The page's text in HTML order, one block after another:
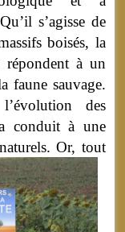
s’agisse de
boisés, la
répondent à un
faune sauvage.
des
conduit à une
Or, tout